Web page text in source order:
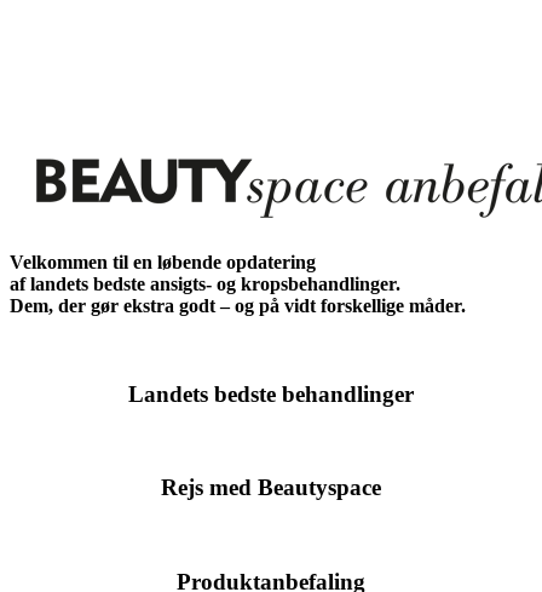
Velkommen til en løbende opdatering
af landets bedste ansigts- og kropsbehandlinger.
Dem, der gør ekstra godt – og på vidt forskellige måder.
Landets bedste behandlinger
Rejs med Beautyspace
Produktanbefaling